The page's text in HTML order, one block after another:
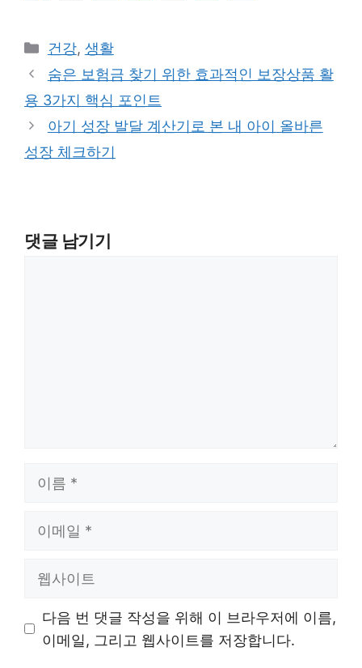
카
테
리
건강, 생활
숨은 보험금 찾기 위한 효과적인 보장상품 활
용 3가지 핵심 포인트
아기 성장 발달 계산기로 본 내 아이 올바른
성장 체크하기
댓글 남기기
트
다음 번 댓글 작성을 위해 이 브라우저에 이름,
이메일, 그리고 웹사이트를 저장합니다.